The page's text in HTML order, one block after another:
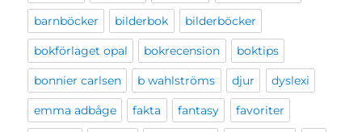
barnböcker bilderbok bilderböcker
bokförlaget opal bokrecension boktips
bonnier carlsen b wahlströms djur dyslexi
emma adbåge fakta fantasy favoriter